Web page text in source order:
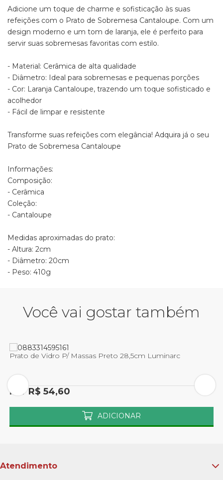
Adicione um toque de charme e sofisticação às suas
refeições com o Prato de Sobremesa Cantaloupe. Com um
design moderno e um tom de laranja, ele é perfeito para
servir suas sobremesas favoritas com estilo.
- Material: Cerâmica de alta qualidade
- Diâmetro: Ideal para sobremesas e pequenas porções
- Cor: Laranja Cantaloupe, trazendo um toque sofisticado e
acolhedor
- Fácil de limpar e resistente
Transforme suas refeições com elegância! Adquira já o seu
Prato de Sobremesa Cantaloupe
Informações:
Composição:
- Cerâmica
Coleção:
- Cantaloupe
Medidas aproximadas do prato:
- Altura: 2cm
- Diâmetro: 20cm
- Peso: 410g
Você vai gostar também
Prato de Vidro P/ Massas Preto 28,5cm Luminarc
Por R$ 54,60
ADICIONAR
Atendimento